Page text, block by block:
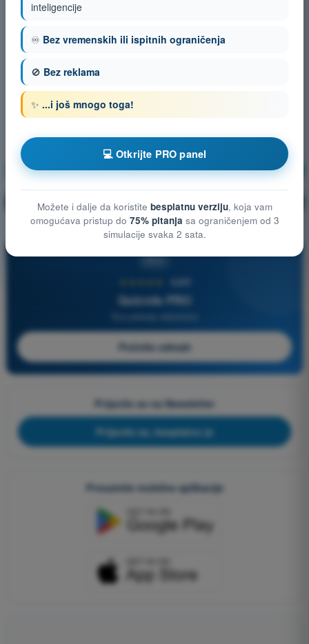
Komunikacije Vežbanje!
🔒 PRO Objašnjenje pitanja
4,6/5
Quizvds PRO
Počnite odmah
Prijavite se na Newsletter
Prijavite se, besplatno je
Preuzmite mobilne aplikacije
inteligencije
♾️ Bez vremenskih ili ispitnih ograničenja
🚫 Bez reklama
✨ ...i još mnogo toga!
💻 Otkrijte PRO panel
Možete i dalje da koristite besplatnu verziju, koja vam
omogućava pristup do 75% pitanja sa ograničenjem od 3
simulacije svaka 2 sata.